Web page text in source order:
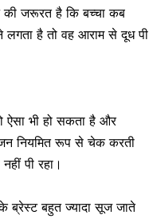
जरूरत है कि बच्चा कब
लगता है तो वह आराम से दूध पी
ऐसा भी हो सकता है और
नियमित रूप से चेक करती
पी रहा।
ब्रेस्ट बहुत ज्यादा सूज जाते